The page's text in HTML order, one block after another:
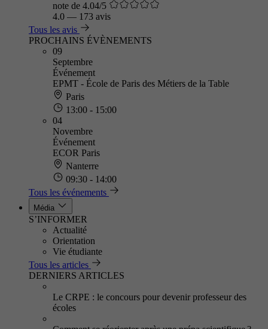
note de 4.04/5
4.0 — 173 avis
Tous les avis
PROCHAINS ÉVÈNEMENTS
09
Septembre
Événement
EPMT - École de Paris des Métiers de la Table
Paris
13:00 - 15:00
04
Novembre
Événement
ECOR Paris
Nanterre
09:30 - 14:00
Tous les événements
Média
S’INFORMER
Actualité
Orientation
Vie étudiante
Tous les articles
DERNIERS ARTICLES
Le CRPE : le concours pour devenir professeur des
écoles